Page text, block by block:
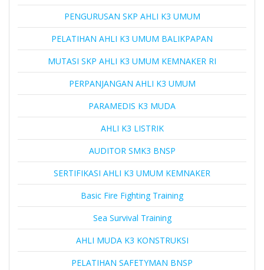
PENGURUSAN SKP AHLI K3 UMUM
PELATIHAN AHLI K3 UMUM BALIKPAPAN
MUTASI SKP AHLI K3 UMUM KEMNAKER RI
PERPANJANGAN AHLI K3 UMUM
PARAMEDIS K3 MUDA
AHLI K3 LISTRIK
AUDITOR SMK3 BNSP
SERTIFIKASI AHLI K3 UMUM KEMNAKER
Basic Fire Fighting Training
Sea Survival Training
AHLI MUDA K3 KONSTRUKSI
PELATIHAN SAFETYMAN BNSP